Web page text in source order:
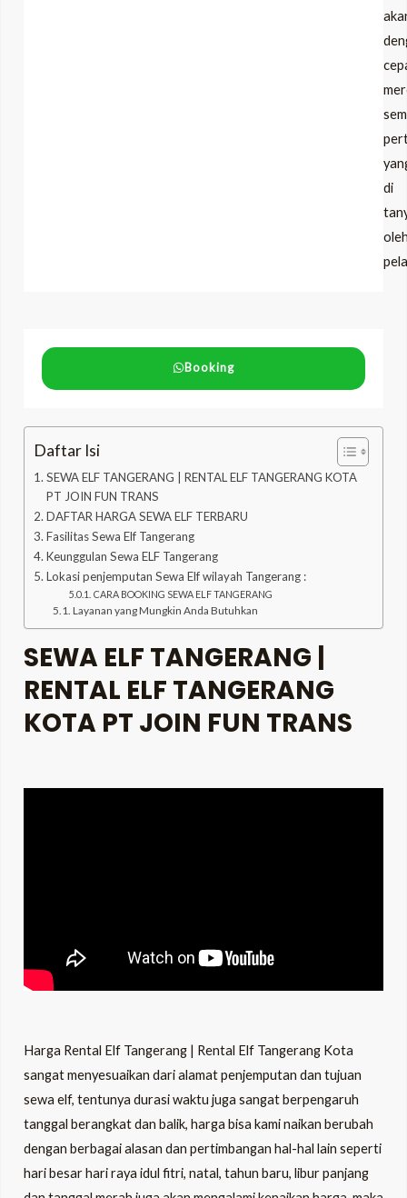
di
Booking
Daftar Isi
SEWA ELF TANGERANG | RENTAL ELF TANGERANG KOTA
PT JOIN FUN TRANS
DAFTAR HARGA SEWA ELF TERBARU
Fasilitas Sewa Elf Tangerang
Keunggulan Sewa ELF Tangerang
Lokasi penjemputan Sewa Elf wilayah Tangerang :
CARA BOOKING SEWA ELF TANGERANG
Layanan yang Mungkin Anda Butuhkan
SEWA ELF TANGERANG |
RENTAL ELF TANGERANG
KOTA PT JOIN FUN TRANS
Harga Rental Elf Tangerang | Rental Elf Tangerang Kota
sangat menyesuaikan dari alamat penjemputan dan tujuan
sewa elf, tentunya durasi waktu juga sangat berpengaruh
tanggal berangkat dan balik, harga bisa kami naikan berubah
dengan berbagai alasan dan pertimbangan hal-hal lain seperti
hari besar hari raya idul fitri, natal, tahun baru, libur panjang